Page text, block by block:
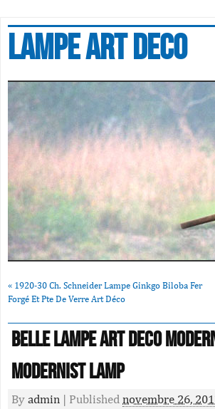
Lampe art deco
« 1920-30 Ch. Schneider Lampe Ginkgo Biloba Fer
Forgé Et Pte De Verre Art Déco
Belle Lampe Art Deco
Modernist Lamp
By admin | Published novembre 26,